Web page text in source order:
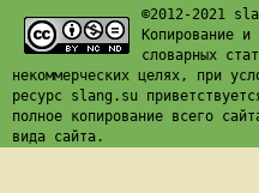
©2012-2021
Копирование и
словарных
некоммерческих целях, при
ресурс slang.su
полное копирование всего
вида сайта.